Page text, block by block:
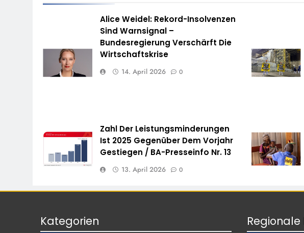
Alice Weidel: Rekord-Insolvenzen
Sind Warnsignal –
Bundesregierung Verschärft Die
Wirtschaftskrise
14. April 2026 0
Zahl Der Leistungsminderungen
Ist 2025 Gegenüber Dem Vorjahr
Gestiegen / BA-Presseinfo Nr. 13
13. April 2026 0
Kategorien Regionale